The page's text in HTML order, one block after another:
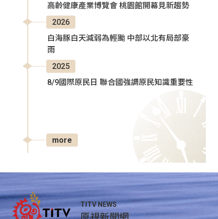
高齡健康產業博覽會 桃園館開幕見新趨勢
2026
白海豚白天減弱為輕颱 中部以北有局部豪
雨
2025
8/9國際原民日 聯合國強調原民知識重要性
more
TITV NEWS